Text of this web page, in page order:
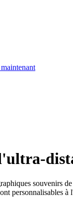
souvenirs